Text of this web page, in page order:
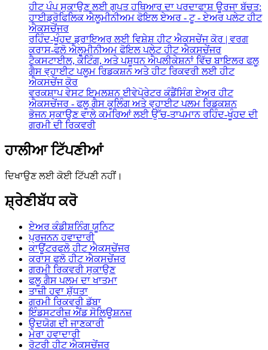
ਹੀਟ ਪੰਪ ਸੁਕਾਉਣ ਲਈ ਗੁਪਤ ਹਥਿਆਰ ਦਾ ਪਰਦਾਫਾਸ਼ ਊਰਜਾ ਬੱਚਤ:
ਹਾਈਡ੍ਰੋਫਿਲਿਕ ਐਲੂਮੀਨੀਅਮ ਫੋਇਲ ਏਅਰ - ਟੂ - ਏਅਰ ਪਲੇਟ ਹੀਟ
ਐਕਸਚੇਂਜਰ
ਰਹਿੰਦ-ਖੂੰਹਦ ਡ੍ਰਾਇਅਰ ਲਈ ਵਿਸ਼ੇਸ਼ ਹੀਟ ਐਕਸਚੇਂਜ ਕੋਰ | ਵਰਗ
ਕਰਾਸ-ਫਲੋ ਐਲੂਮੀਨੀਅਮ ਫੋਇਲ ਪਲੇਟ ਹੀਟ ਐਕਸਚੇਂਜਰ
ਟੈਕਸਟਾਈਲ, ਕੋਟਿੰਗ, ਅਤੇ ਪਸ਼ੂਧਨ ਐਪਲੀਕੇਸ਼ਨਾਂ ਵਿੱਚ ਬਾਇਲਰ ਫਲੂ
ਗੈਸ ਵ੍ਹਾਈਟ ਪਲੂਮ ਰਿਡਕਸ਼ਨ ਅਤੇ ਹੀਟ ਰਿਕਵਰੀ ਲਈ ਹੀਟ
ਐਕਸਚੇਂਜ ਕੋਰ
ਵਰਕਸ਼ਾਪ ਵੇਸਟ ਇਮਲਸ਼ਨ ਈਵੇਪੋਰੇਟਰ ਕੰਡੈਂਸਿੰਗ ਏਅਰ ਹੀਟ
ਐਕਸਚੇਂਜਰ - ਫਲੂ ਗੈਸ ਕੂਲਿੰਗ ਅਤੇ ਵ੍ਹਾਈਟ ਪਲਮ ਰਿਡਕਸ਼ਨ
ਭੋਜਨ ਸੁਕਾਉਣ ਵਾਲੇ ਕਮਰਿਆਂ ਲਈ ਉੱਚ-ਤਾਪਮਾਨ ਰਹਿੰਦ-ਖੂੰਹਦ ਦੀ
ਗਰਮੀ ਦੀ ਰਿਕਵਰੀ
ਹਾਲੀਆ ਟਿੱਪਣੀਆਂ
ਦਿਖਾਉਣ ਲਈ ਕੋਈ ਟਿੱਪਣੀ ਨਹੀਂ।
ਸ਼੍ਰੇਣੀਬੱਧ ਕਰੋ
ਏਅਰ ਕੰਡੀਸ਼ਨਿੰਗ ਯੂਨਿਟ
ਪ੍ਰਜਨਨ ਹਵਾਦਾਰੀ
ਕਾਊਂਟਰਫਲੋ ਹੀਟ ਐਕਸਚੇਂਜਰ
ਕਰਾਸ ਫਲੋ ਹੀਟ ਐਕਸਚੇਂਜਰ
ਗਰਮੀ ਰਿਕਵਰੀ ਸੁਕਾਉਣ
ਫਲੂ ਗੈਸ ਪਲਮ ਦਾ ਖਾਤਮਾ
ਤਾਜ਼ੀ ਹਵਾ ਸ਼ੁੱਧਤਾ
ਗਰਮੀ ਰਿਕਵਰੀ ਡੱਬਾ
ਇੰਡਸਟਰੀਜ਼ ਐਂਡ ਸੋਲਿਊਸ਼ਨਜ਼
ਉਦਯੋਗ ਦੀ ਜਾਣਕਾਰੀ
ਮੇਰਾ ਹਵਾਦਾਰੀ
ਰੋਟਰੀ ਹੀਟ ਐਕਸਚੇਂਜਰ